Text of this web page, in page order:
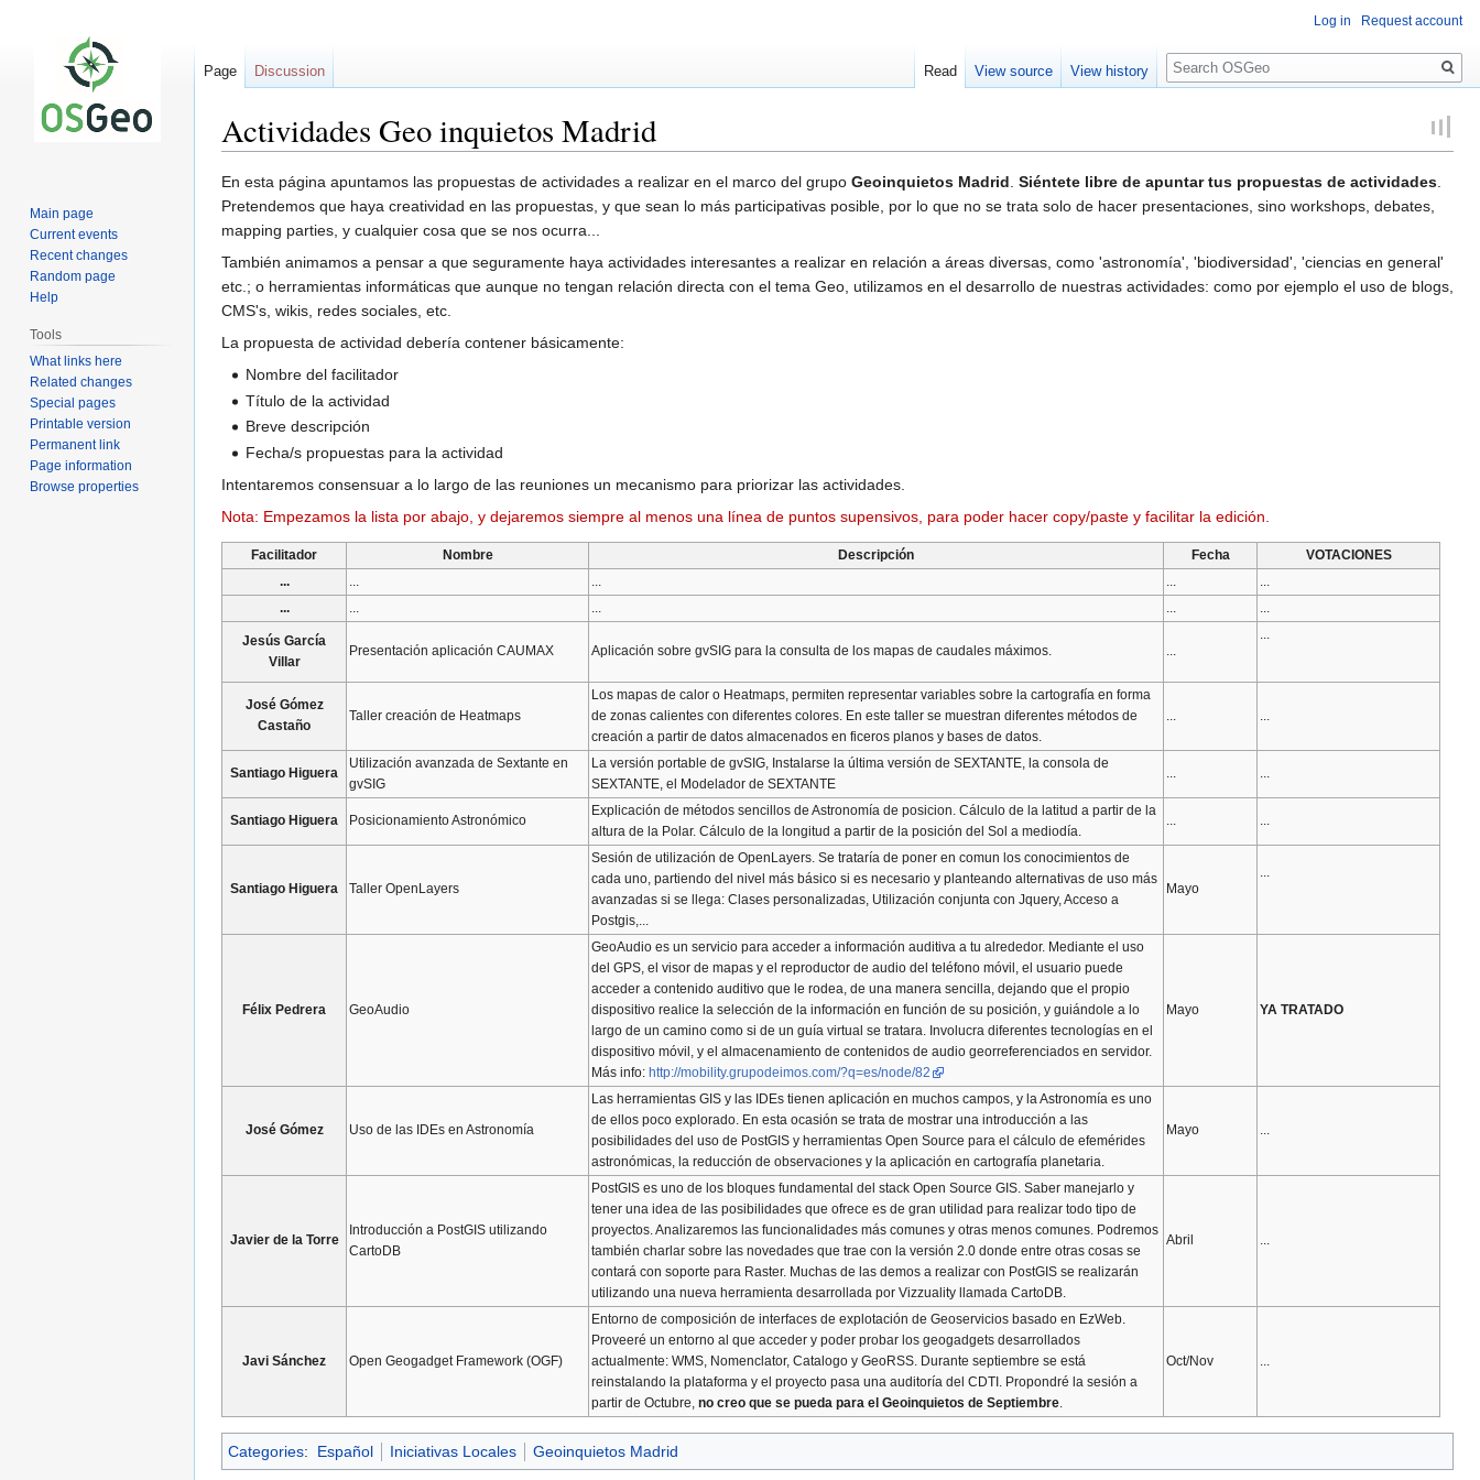
Actividades Geo inquietos Madrid
Jump
to
navigation
Jump
to
search
En esta página apuntamos las propuestas de actividades a realizar en el marco del grupo Geoinquietos Madrid. Siéntete libre de apuntar tus propuestas de actividades.
Pretendemos que haya creatividad en las propuestas, y que sean lo más participativas posible, por lo que no se trata solo de hacer presentaciones, sino workshops, debates,
mapping parties, y cualquier cosa que se nos ocurra...
También animamos a pensar a que seguramente haya actividades interesantes a realizar en relación a áreas diversas, como 'astronomía', 'biodiversidad', 'ciencias en general'
etc.; o herramientas informáticas que aunque no tengan relación directa con el tema Geo, utilizamos en el desarrollo de nuestras actividades: como por ejemplo el uso de blogs,
CMS's, wikis, redes sociales, etc.
La propuesta de actividad debería contener básicamente:
Nombre del facilitador
Título de la actividad
Breve descripción
Fecha/s propuestas para la actividad
Intentaremos consensuar a lo largo de las reuniones un mecanismo para priorizar las actividades.
Nota: Empezamos la lista por abajo, y dejaremos siempre al menos una línea de puntos supensivos, para poder hacer copy/paste y facilitar la edición.
Facilitador Nombre Descripción Fecha
VOTACIONES
...
...
Jesús García
Villar
Presentación aplicación CAUMAX Aplicación sobre gvSIG para la consulta de los mapas de caudales máximos.
José Gómez
Castaño
Taller creación de Heatmaps
Los mapas de calor o Heatmaps, permiten representar variables sobre la cartografía en forma
de zonas calientes con diferentes colores. En este taller se muestran diferentes métodos de
creación a partir de datos almacenados en ficeros planos y bases de datos.
Santiago Higuera
Utilización avanzada de Sextante en
gvSIG
La versión portable de gvSIG, Instalarse la última versión de SEXTANTE, la consola de
SEXTANTE, el Modelador de SEXTANTE
Santiago Higuera Posicionamiento Astronómico
Explicación de métodos sencillos de Astronomía de posicion. Cálculo de la latitud a partir de la
altura de la Polar. Cálculo de la longitud a partir de la posición del Sol a mediodía.
Santiago Higuera Taller OpenLayers
Sesión de utilización de OpenLayers. Se trataría de poner en comun los conocimientos de
cada uno, partiendo del nivel más básico si es necesario y planteando alternativas de uso más
avanzadas si se llega: Clases personalizadas, Utilización conjunta con Jquery, Acceso a
Postgis,...
Mayo
Félix Pedrera GeoAudio
GeoAudio es un servicio para acceder a información auditiva a tu alrededor. Mediante el uso
del GPS, el visor de mapas y el reproductor de audio del teléfono móvil, el usuario puede
acceder a contenido auditivo que le rodea, de una manera sencilla, dejando que el propio
dispositivo realice la selección de la información en función de su posición, y guiándole a lo
largo de un camino como si de un guía virtual se tratara. Involucra diferentes tecnologías en el
dispositivo móvil, y el almacenamiento de contenidos de audio georreferenciados en servidor.
Más info:http://mobility.grupodeimos.com/?q=es/node/82
Mayo YA TRATADO
José Gómez Uso de las IDEs en Astronomía
Las herramientas GIS y las IDEs tienen aplicación en muchos campos, y la Astronomía es uno
de ellos poco explorado. En esta ocasión se trata de mostrar una introducción a las
posibilidades del uso de PostGIS y herramientas Open Source para el cálculo de efemérides
astronómicas, la reducción de observaciones y la aplicación en cartografía planetaria.
Mayo
Javier de la Torre
Introducción a PostGIS utilizando
CartoDB
PostGIS es uno de los bloques fundamental del stack Open Source GIS. Saber manejarlo y
tener una idea de las posibilidades que ofrece es de gran utilidad para realizar todo tipo de
proyectos. Analizaremos las funcionalidades más comunes y otras menos comunes. Podremos
también charlar sobre las novedades que trae con la versión 2.0 donde entre otras cosas se
contará con soporte para Raster. Muchas de las demos a realizar con PostGIS se realizarán
utilizando una nueva herramienta desarrollada por Vizzuality llamada CartoDB.
Abril
Javi Sánchez Open Geogadget Framework (OGF)
Entorno de composición de interfaces de explotación de Geoservicios basado en EzWeb.
Proveeré un entorno al que acceder y poder probar los geogadgets desarrollados
actualmente: WMS, Nomenclator, Catalogo y GeoRSS. Durante septiembre se está
reinstalando la plataforma y el proyecto pasa una auditoría del CDTI. Propondré la sesión a
partir de Octubre,no creo que se pueda para el Geoinquietos de Septiembre
Oct/Nov
Categories: Español Iniciativas Locales Geoinquietos Madrid
Log in Request account
Page Discussion Read View source View history
Search
Main page
Current events
Recent changes
Random page
Help
Tools
What links here
Related changes
Special pages
Printable version
Permanent link
Page information
Browse properties